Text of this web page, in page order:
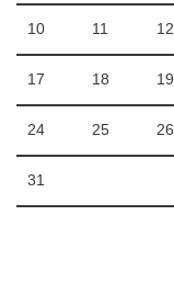
10 11 12
17 18 19
24 25 26
31